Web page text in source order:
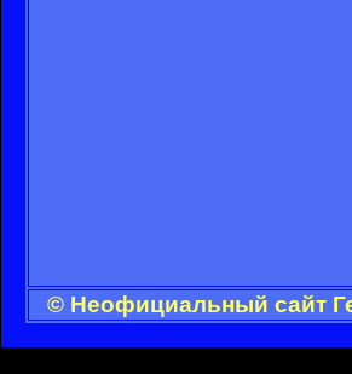
© Неофициальный сайт